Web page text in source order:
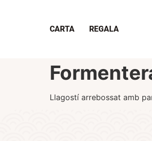
CARTA REGALA
Llagostí arrebossat amb